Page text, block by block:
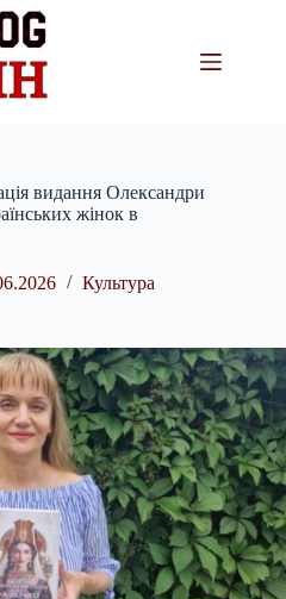
видання Олександри
жінок в
Культура